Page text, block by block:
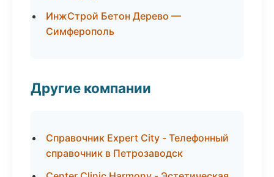
ИнжСтрой Бетон Дерево —
Симферополь
Другие компании
Справочник Expert City - Телефонный
справочник в Петрозаводск